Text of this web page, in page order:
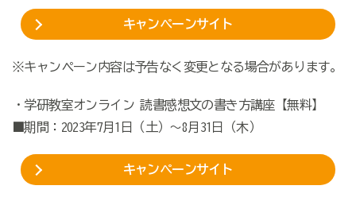
キャンペーンサイト
※キャンペーン内容は予告なく変更となる場合があります。
・学研教室オンライン 読書感想文の書き方講座【無料】
■期間：2023年7月1日（土）～8月31日（木）
キャンペーンサイト